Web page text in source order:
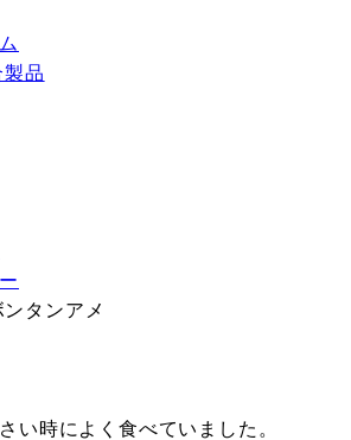
品
ンタンアメ
い時によく食べていました。